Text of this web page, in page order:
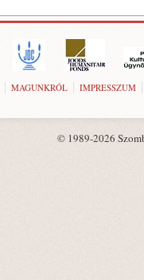
MAGUNKRÓL IMPRESSZUM
© 1989-2026